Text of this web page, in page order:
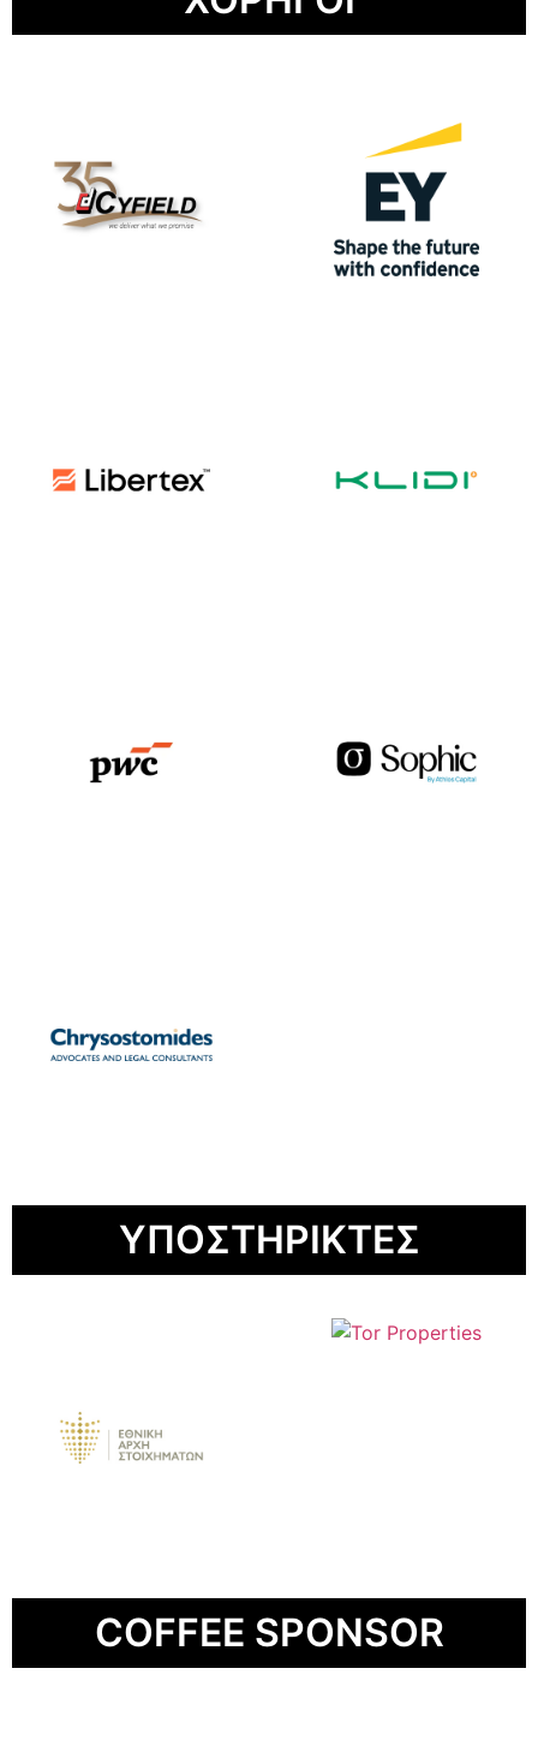
ΥΠΟΣΤΗΡΙΚΤΕΣ
COFFEE SPONSOR